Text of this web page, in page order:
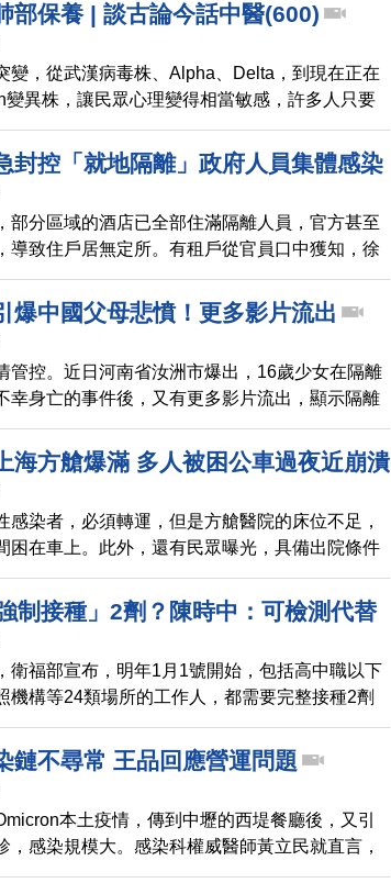
部保養 | 談古論今話中醫(600)
變，從武漢病毒株、Alpha、Delta，到現在正在
變異株，讓民眾心理變得相當敏感，許多人只要
現象就心慌慌，懷疑自己是否感染新冠肺炎了。
就是強化肺部功能、增強免疫力，尤其在後疫情
。 這一集很高興邀請到 張育佳 中醫師來到現場
分享，使大家不再談疫色變。
封控「就地隔離」政府人員集體感染
部分區域的酒店已全部住滿隔離人員，官方甚至
導致住戶居無定所。有租戶從官員口中獲知，徐
染，逾半人員被拉去隔離，政府部門陷入癱瘓。
」的封控老套，也再度引發網友質疑。
爆中國父母悲憤！更多影片流出
管控。近日河南省汝洲市爆出，16歲少女在隔離
幸身亡的事件後，又有更多影片流出，顯示隔離
，沒有醫護等問題，但中共當局迅速刪除了相關
海方艙爆滿 多人被困公車過夜近崩潰
感染者，必須轉運，但是方艙醫院的床位不足，
困在車上。此外，還有民眾曝光，具備出院條件
方艙，同樣是求助無門。
制接種」2劑？陳時中：可檢測代替
衛福部宣布，明年1月1號開始，包括高中職以下
機構等24類場所的工作人，都需要完整接種2劑
上工，對此，指揮官陳時中今天對媒體表示，這
要求，如果無法打疫苗，就必須用檢測代替。
鏈不尋常 王品回應營運問題
本土疫情，傳到中壢的西堤餐廳後，又引
，感染規模大。感染科權威醫師黃立民就直言，
廳要考慮空調是否要做改善。此外，正值過年前